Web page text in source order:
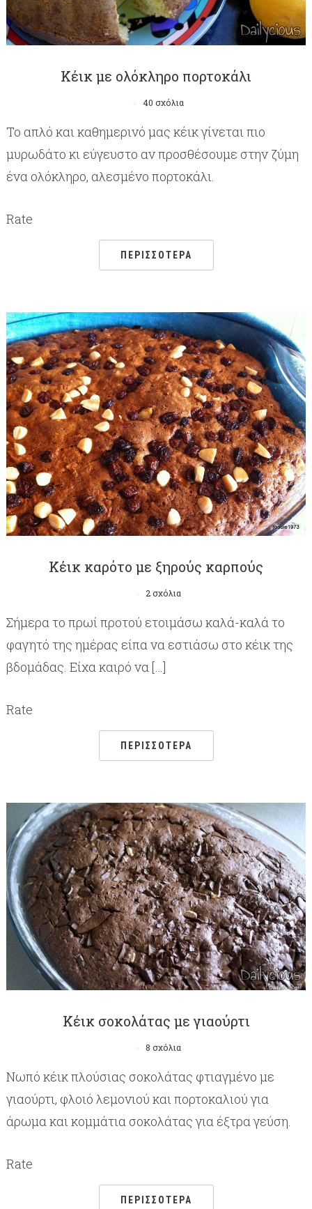
Κέικ με ολόκληρο πορτοκάλι
40 σχόλια
Το απλό και καθημερινό μας κέικ γίνεται πιο
μυρωδάτο κι εύγευστο αν προσθέσουμε στην ζύμη
ένα ολόκληρο, αλεσμένο πορτοκάλι.
Rate
ΠΕΡΙΣΣΌΤΕΡΑ
Κέικ καρότο με ξηρούς καρπούς
2 σχόλια
Σήμερα το πρωί προτού ετοιμάσω καλά-καλά το
φαγητό της ημέρας είπα να εστιάσω στο κέικ της
βδομάδας. Είχα καιρό να […]
Rate
ΠΕΡΙΣΣΌΤΕΡΑ
Κέικ σοκολάτας με γιαούρτι
8 σχόλια
Νωπό κέικ πλούσιας σοκολάτας φτιαγμένο με
γιαούρτι, φλοιό λεμονιού και πορτοκαλιού για
άρωμα και κομμάτια σοκολάτας για έξτρα γεύση.
Rate
ΠΕΡΙΣΣΌΤΕΡΑ